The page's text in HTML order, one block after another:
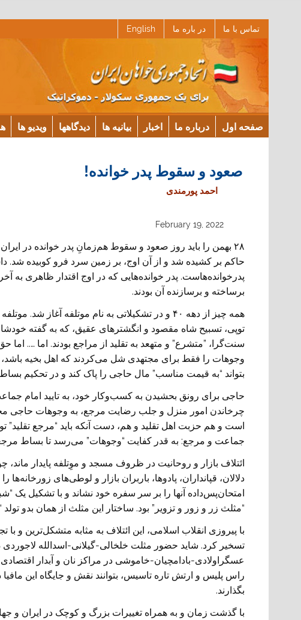
تماس با ما در باره ما English
صفحه اول درباره ما اخبار بیانیه ها دیدگاهها ویدیو ها
صعود و سقوط پدر خوانده!‏
احمد پورمندی
February 19, 2022
۲۸ بهمن را باید روز صعود و سقوط هم‌زمانِ پدر خوانده در
حاکم بر کشیده شد و از آن اوج، بر زمین سرد فرو ‏کوبیده شد.
پدرخوانده‌هاست. پدر خوانده‌هایی که در اوج اقتدار ظاهری
برساخته و برسازنده آن بودند.‏
همه چیز از دهه ۴۰ و در تشکیلاتی به نام موتلفه
توپی، تسبیح شاه مقصود و انگشتر‌های عقیق، که ‏به گفته خودشان
سنت‌گرا، ‏‏”متشرع” و متهعد به تقلید از مراجع بودند. اما …..
وجوهات را فقط برای مجتهدی شل می‌کردند که اهل بخیه
بتواند “به قیمت مناسب” ‏مال حاجی را پاک کند و در تحکیم بساط
حاجی برای ‏رونق بحشیدن به کسب‌وکار خود، به تایید امام
چرخاندن امور منزل و جلب رضایت مرجع، به وجوهات حاجی
است و هم حزبت اهل تقلید و ‏هم، دست آنکه باید “مرجع تقلید”
جماعت و مرجع: به قدر کفایت “وجوهات” می‌رسد تا بساط
ائتلاف بازار و روحانیت در ظروف مسجد و موِتلفه پایدار
دلالان، قپانداران، پادو‌ها، باربران بازار و لوطی‌های
امتحان‌پس‌داده آنها را ‏بر سر سفره خود نشاند و با تشکیل
“مثلث زر و زور و تزویر” بود. ساختار این مثلث از همان بدو تولد
با پیروزی انقلاب اسلامی، این ائتلاف به مثابه متشکل‌ترین و
تسخیر کرد. شاید حضور مثلت خلخالی-گیلانی-‏اسدالله لاجوردی
عسگر‏اولادی-بادامچیان-خاموشی در مراکز نان و آبدار
راس پلیس و ارتش تاره تاسیس، بتوانند نقش و جایگاه این
بگذارند.
با گذشت زمان و به همراه تغییرات بزرگ و کوچک در ایران و